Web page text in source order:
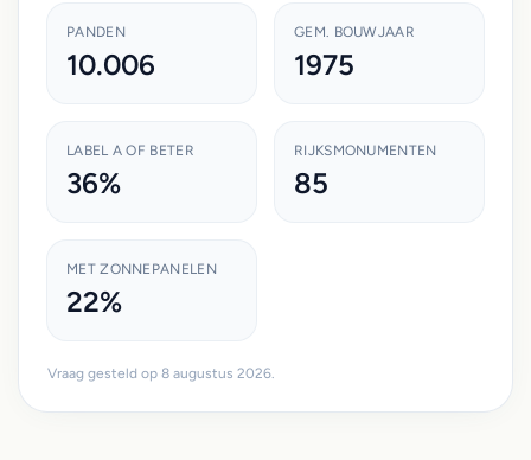
PANDEN
10.006
GEM. BOUWJAAR
1975
LABEL A OF BETER
36%
RIJKSMONUMENTEN
85
MET ZONNEPANELEN
22%
Vraag gesteld op 8 augustus 2026.